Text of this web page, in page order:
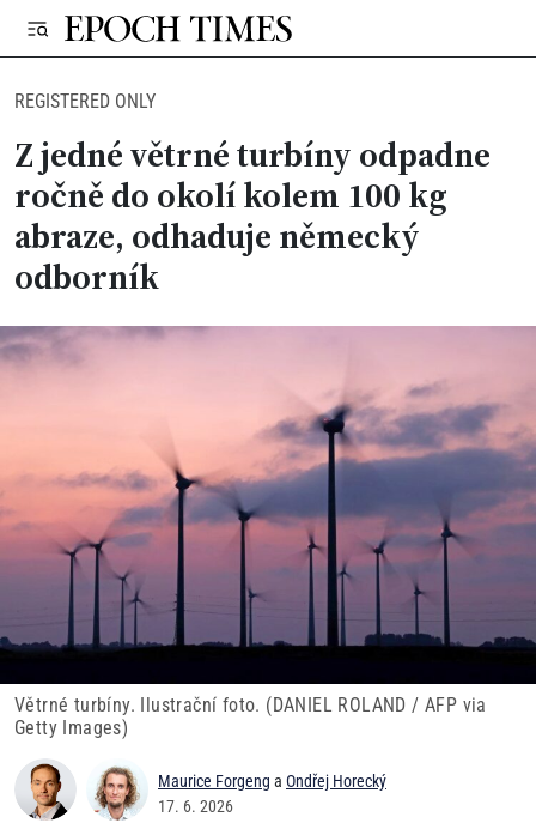
REGISTERED ONLY
Z jedné větrné turbíny odpadne
ročně do okolí kolem 100 kg
abraze, odhaduje německý
odborník
Větrné turbíny. Ilustrační foto. (DANIEL ROLAND / AFP via
Getty Images)
Maurice Forgeng a Ondřej Horecký
17. 6. 2026